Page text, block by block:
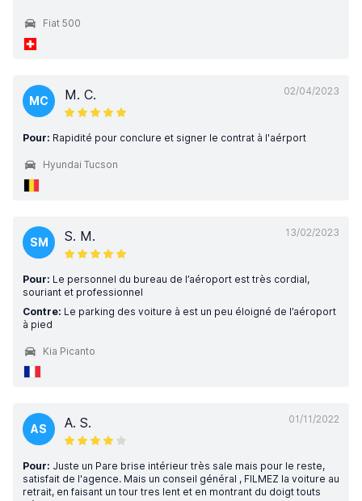
Fiat 500
02/04/2023
MC M. C.
Pour: Rapidité pour conclure et signer le contrat à l'aérport
Hyundai Tucson
13/02/2023
SM S. M.
Pour: Le personnel du bureau de l’aéroport est très cordial,
souriant et professionnel
Contre: Le parking des voiture à est un peu éloigné de l’aéroport
à pied
Kia Picanto
01/11/2022
AS A. S.
Pour: Juste un Pare brise intérieur très sale mais pour le reste,
satisfait de l'agence. Mais un conseil général , FILMEZ la voiture au
retrait, en faisant un tour tres lent et en montrant du doigt touts